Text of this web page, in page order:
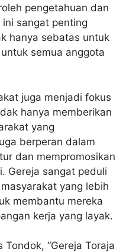
pengetahuan dan
sangat penting
hanya sebatas untuk
semua anggota
juga menjadi fokus
hanya memberikan
yang
berperan dalam
dan mempromosikan
Gereja sangat peduli
yang lebih
membantu mereka
kerja yang layak.
“Gereja Toraja